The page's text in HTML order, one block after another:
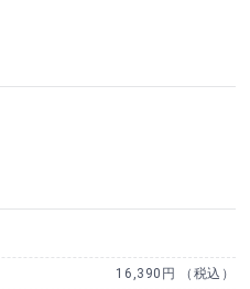
16,390円 （税込）